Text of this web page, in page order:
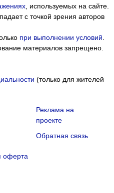
, используемых на сайте.
с точкой зрения авторов
при выполнении условий
материалов запрещено.
(только для жителей
оферта
Реклама на
проекте
Обратная связь